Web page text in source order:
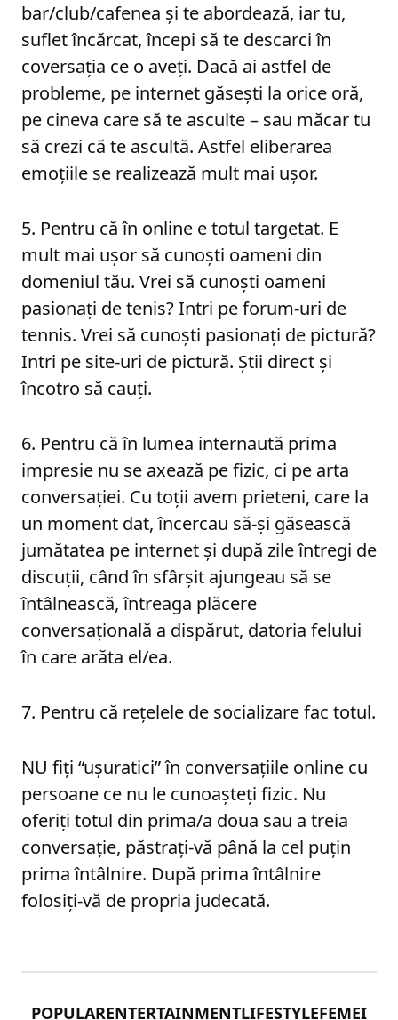
bar/club/cafenea şi te abordează, iar tu,
suflet încărcat, începi să te descarci în
coversația ce o aveţi. Dacă ai astfel de
probleme, pe internet găseşti la orice oră,
pe cineva care să te asculte – sau măcar tu
să crezi că te ascultă. Astfel eliberarea
emoţiile se realizează mult mai uşor.
5. Pentru că în online e totul targetat. E
mult mai uşor să cunoşti oameni din
domeniul tău. Vrei să cunoşti oameni
pasionaţi de tenis? Intri pe forum-uri de
tennis. Vrei să cunoşti pasionaţi de pictură?
Intri pe site-uri de pictură. Ştii direct şi
încotro să cauţi.
6. Pentru că în lumea internaută prima
impresie nu se axează pe fizic, ci pe arta
conversaţiei. Cu toţii avem prieteni, care la
un moment dat, încercau să-şi găsească
jumătatea pe internet şi după zile întregi de
discuţii, când în sfârşit ajungeau să se
întâlnească, întreaga plăcere
conversaţională a dispărut, datoria felului
în care arăta el/ea.
7. Pentru că reţelele de socializare fac totul.
NU fiţi “uşuratici” în conversaţiile online cu
persoane ce nu le cunoaşteţi fizic. Nu
oferiţi totul din prima/a doua sau a treia
conversaţie, păstraţi-vă până la cel puţin
prima întâlnire. După prima întâlnire
folosiţi-vă de propria judecată.
POPULARENTERTAINMENTLIFESTYLEFEMEI